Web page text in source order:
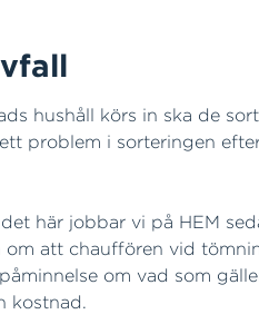
hushåll körs in ska de
problem i sorteringen
här jobbar vi på HEM
att chauffören vid
om vad som
kostnad.